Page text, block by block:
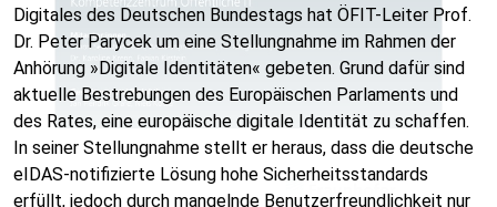
Digitales des Deutschen Bundestags hat ÖFIT-Leiter Prof.
Dr. Peter Parycek um eine Stellungnahme im Rahmen der
Anhörung »Digitale Identitäten« gebeten. Grund dafür sind
aktuelle Bestrebungen des Europäischen Parlaments und
des Rates, eine europäische digitale Identität zu schaffen.
In seiner Stellungnahme stellt er heraus, dass die deutsche
eIDAS-notifizierte Lösung hohe Sicherheitsstandards
erfüllt, jedoch durch mangelnde Benutzerfreundlichkeit nur